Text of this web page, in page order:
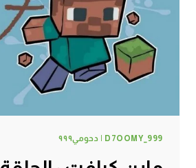
:
D7OOMY999
D7OOMY_999 | دحومي٩٩٩